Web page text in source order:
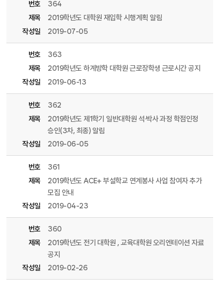
번호
364
제목
2019학년도 대학원 재입학 시행계획 알림
작성일
2019-07-05
번호
363
제목
2019학년도 하계방학 대학원 근로장학생 근로시간 공지
작성일
2019-06-13
번호
362
제목
2019학년도 제1학기 일반대학원 석·박사 과정 학점인정
승인(3차, 최종) 알림
작성일
2019-06-05
번호
361
제목
2019학년도 ACE+ 부설학교 연계봉사 사업 참여자 추가
모집 안내
작성일
2019-04-23
번호
360
제목
2019학년도 전기 대학원 , 교육대학원 오리엔테이션 자료
공지
작성일
2019-02-26